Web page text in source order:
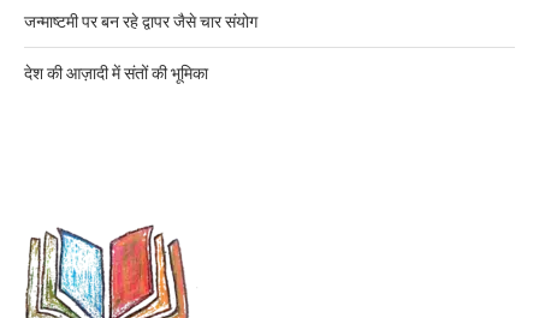
जन्माष्टमी पर बन रहे द्वापर जैसे चार संयोग
देश की आज़ादी में संतों की भूमिका